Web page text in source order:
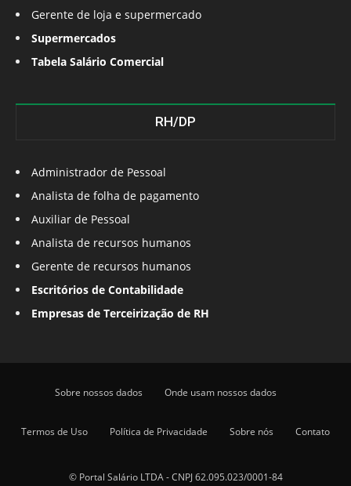
Gerente de loja e supermercado
Supermercados
Tabela Salário Comercial
RH/DP
Administrador de Pessoal
Analista de folha de pagamento
Auxiliar de Pessoal
Analista de recursos humanos
Gerente de recursos humanos
Escritórios de Contabilidade
Empresas de Terceirização de RH
Sobre nossos dados Onde usam nossos dados
Termos de Uso Política de Privacidade Sobre nós Contato
© Portal Salário LTDA - CNPJ 62.095.023/0001-84